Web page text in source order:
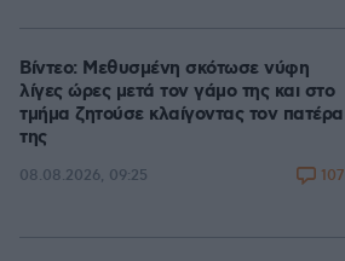
Βίντεο: Μεθυσμένη σκότωσε νύφη
λίγες ώρες μετά τον γάμο της και στο
τμήμα ζητούσε κλαίγοντας τον πατέρα
της
08.08.2026, 09:25 107